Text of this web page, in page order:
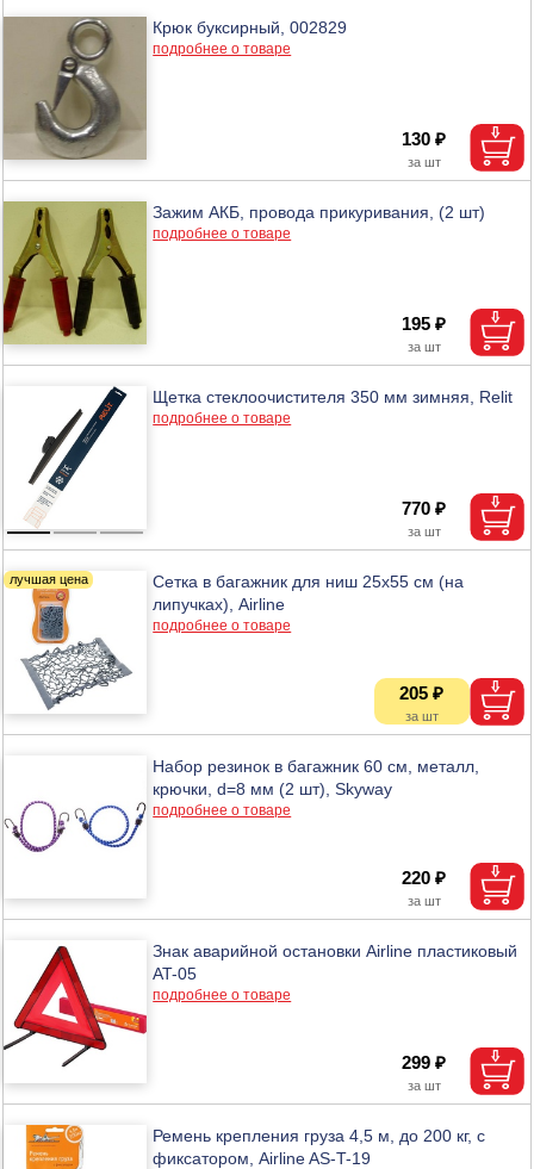
Крюк буксирный, 002829
подробнее о товаре
130 ₽
Зажим АКБ, провода прикуривания, (2 шт)
подробнее о товаре
195 ₽
Щетка стеклоочистителя 350 мм зимняя, Relit
подробнее о товаре
770 ₽
Сетка в багажник для ниш 25х55 см (на
липучках), Airline
подробнее о товаре
205 ₽
Набор резинок в багажник 60 см, металл,
крючки, d=8 мм (2 шт), Skyway
подробнее о товаре
220 ₽
Знак аварийной остановки Airline пластиковый
AT-05
подробнее о товаре
299 ₽
Ремень крепления груза 4,5 м, до 200 кг, с
фиксатором, Airline AS-T-19